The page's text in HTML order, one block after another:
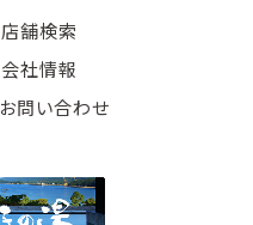
店舗検索
会社情報
お問い合わせ